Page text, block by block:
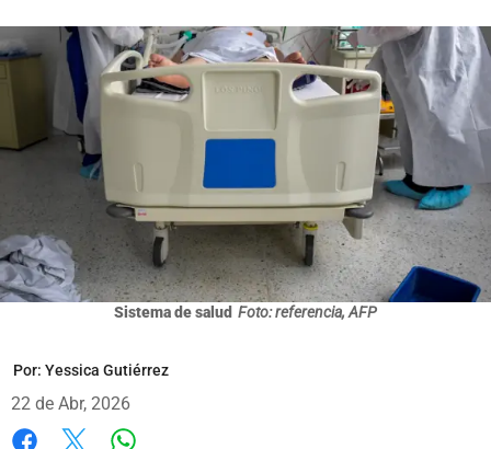
Sistema de salud Foto: referencia, AFP
Por: Yessica Gutiérrez
22 de Abr, 2026